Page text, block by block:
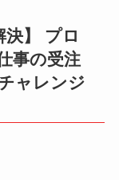
決】 プロ
事の受注
ャレンジ